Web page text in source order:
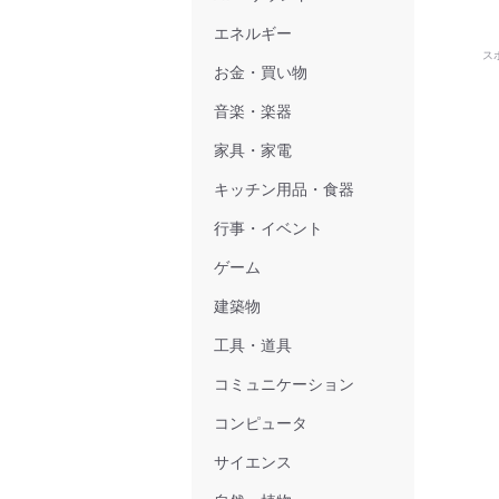
ス
エネルギー
お金・買い物
音楽・楽器
家具・家電
キッチン用品・食器
行事・イベント
ゲーム
建築物
工具・道具
コミュニケーション
コンピュータ
サイエンス